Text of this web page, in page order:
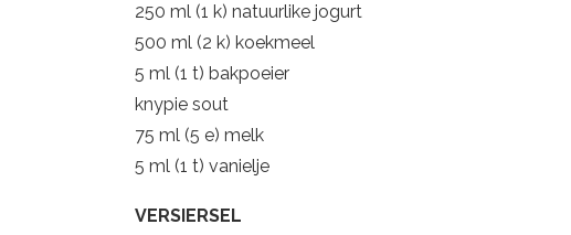
250 ml (1 k) natuurlike jogurt
500 ml (2 k) koekmeel
5 ml (1 t) bakpoeier
knypie sout
75 ml (5 e) melk
5 ml (1 t) vanielje
VERSIERSEL